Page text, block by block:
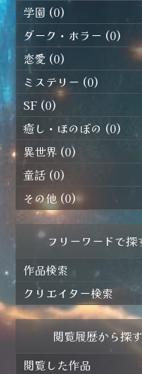
学園 (0)
ダーク・ホラー (0)
恋愛 (0)
ミステリー (0)
SF (0)
癒し・ほのぼの (0)
異世界 (0)
童話 (0)
その他 (0)
フリーワードで探
作品検索
クリエイター検索
閲覧履歴から探す
閲覧した作品